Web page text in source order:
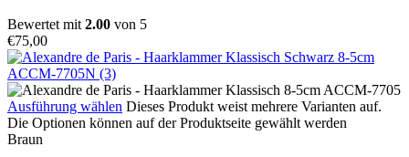
Bewertet mit 2.00 von 5
€75,00
Ausführung wählen Dieses Produkt weist mehrere Varianten auf.
Die Optionen können auf der Produktseite gewählt werden
Braun